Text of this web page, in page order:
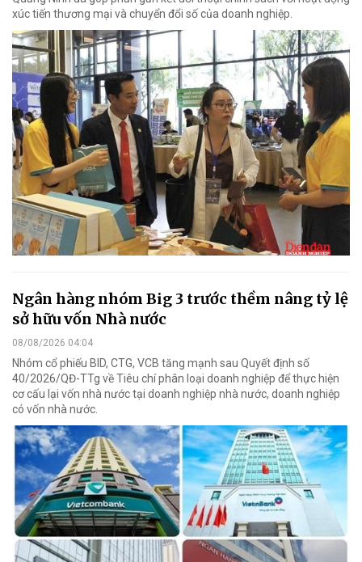
xúc tiến thương mại và chuyển đổi số của doanh nghiệp.
Ngân hàng nhóm Big 3 trước thềm nâng tỷ lệ
sở hữu vốn Nhà nước
08/08/2026 04:04
Nhóm cổ phiếu BID, CTG, VCB tăng mạnh sau Quyết định số
40/2026/QĐ-TTg về Tiêu chí phân loại doanh nghiệp để thực hiện
cơ cấu lại vốn nhà nước tại doanh nghiệp nhà nước, doanh nghiệp
có vốn nhà nước.